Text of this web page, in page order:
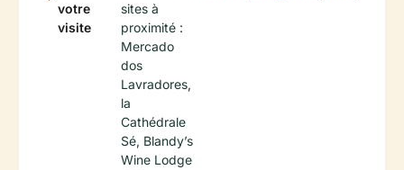
votre
visite
sites à
proximité :
Mercado
dos
Lavradores,
la
Cathédrale
Sé, Blandy’s
Wine Lodge